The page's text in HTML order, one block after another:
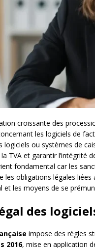
croissante des
les logiciels de
logiciels ou systèmes de
TVA et garantir l’intégrité
fondamental car les
les obligations légales
et les moyens de se
des
impose des règles
2016, mise en application